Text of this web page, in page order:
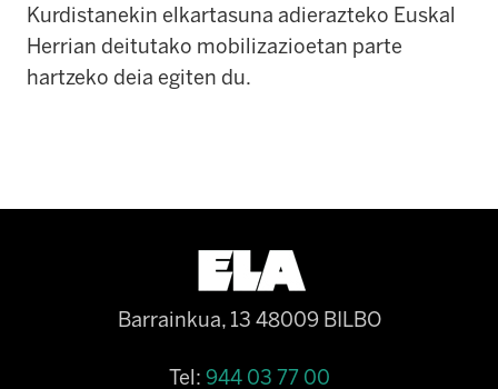
Kurdistanekin elkartasuna adierazteko Euskal
Herrian deitutako mobilizazioetan parte
hartzeko deia egiten du.
Barrainkua, 13 48009 BILBO
Tel: 944 03 77 00